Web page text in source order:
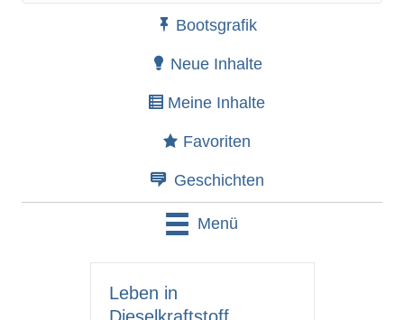
Wenn die Ergebnisse der automatischen
Bootsgrafik
Neue Inhalte
Meine Inhalte
Favoriten
Geschichten
Menü
Leben in